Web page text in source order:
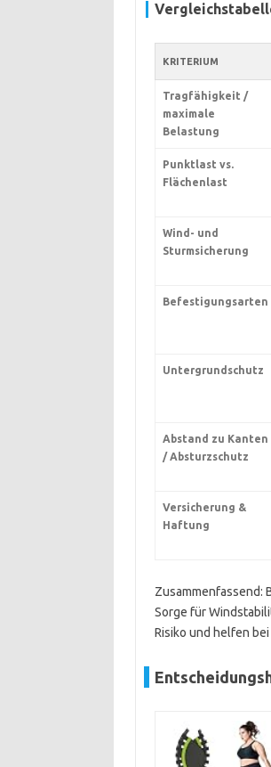
KRITERIUM
Tragfähigkeit /
maximale
Belastung
Punktlast vs.
Flächenlast
Wind- und
Sturmsicherung
Befestigungsarten
Untergrundschutz
Abstand zu Kanten
/ Absturzschutz
Versicherung &
Haftung
Zusammenfassend:
Sorge für
Risiko und helfen